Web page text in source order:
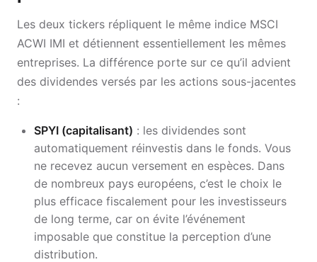
Les deux tickers répliquent le même indice MSCI
ACWI IMI et détiennent essentiellement les mêmes
entreprises. La différence porte sur ce qu’il advient
des dividendes versés par les actions sous-jacentes
:
SPYI (capitalisant) : les dividendes sont
automatiquement réinvestis dans le fonds. Vous
ne recevez aucun versement en espèces. Dans
de nombreux pays européens, c’est le choix le
plus efficace fiscalement pour les investisseurs
de long terme, car on évite l’événement
imposable que constitue la perception d’une
distribution.